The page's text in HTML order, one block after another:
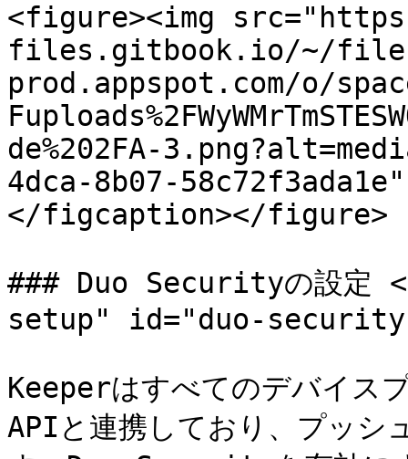
<figure><img
files.gitbook.io/~/
prod.appspot.com/o/
de%202FA-
4dca-8b07-
</figcaption></figure>
### Duo Securityの設
setup" id="duo-
Keeperはすべてのデバイ
APIと連携しており、プッシ